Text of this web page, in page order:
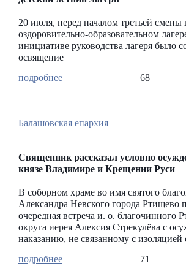
20 июля, перед началом третьей смены
оздоровительно-образовательном
инициативе руководства лагеря было
освящение
68
Балашовская епархия
Священник рассказал условно
князе Владимире и Крещении Руси
В соборном храме во имя святого
Александра Невского города Ртищево
очередная встреча и. о. благочинного
округа иерея Алексия Стрекулёва с
наказанию, не связанному с изоляцией
71